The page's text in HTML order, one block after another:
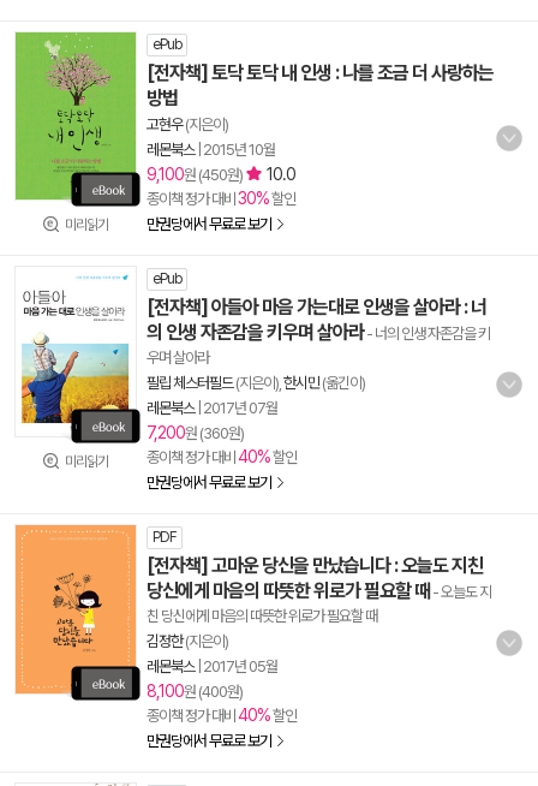
미리읽기
ePub
[전자책] 토닥 토닥 내 인생 : 나를 조금 더 사랑하는
방법
고현우(지은이)
레몬북스| 2015년 10월
9,100원 (450원) 10.0
종이책 정가 대비 30%할인
만권당에서 무료로 보기
미리읽기
ePub
[전자책] 아들아 마음 가는대로 인생을 살아라 : 너
의 인생 자존감을 키우며 살아라- 너의 인생 자존감을 키
우며 살아라
필립 체스터필드(지은이), 한시민(옮긴이)
레몬북스| 2017년 07월
7,200원 (360원)
종이책 정가 대비 40%할인
만권당에서 무료로 보기
PDF
[전자책] 고마운 당신을 만났습니다 : 오늘도 지친
당신에게 마음의 따뜻한 위로가 필요할 때 - 오늘도 지
친 당신에게 마음의 따뜻한 위로가 필요할 때
김정한(지은이)
레몬북스| 2017년 05월
8,100원 (400원)
종이책 정가 대비 40%할인
만권당에서 무료로 보기